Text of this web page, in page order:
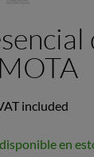
included
en